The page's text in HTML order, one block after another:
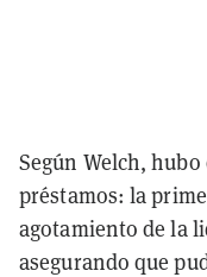
Según Welch,
préstamos: la
agotamiento de la
asegurando que